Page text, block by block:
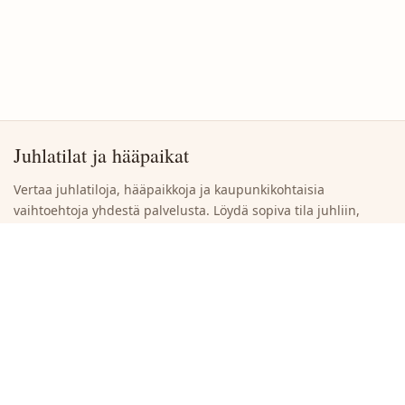
Juhlatilat ja hääpaikat
Vertaa juhlatiloja, hääpaikkoja ja kaupunkikohtaisia
vaihtoehtoja yhdestä palvelusta. Löydä sopiva tila juhliin,